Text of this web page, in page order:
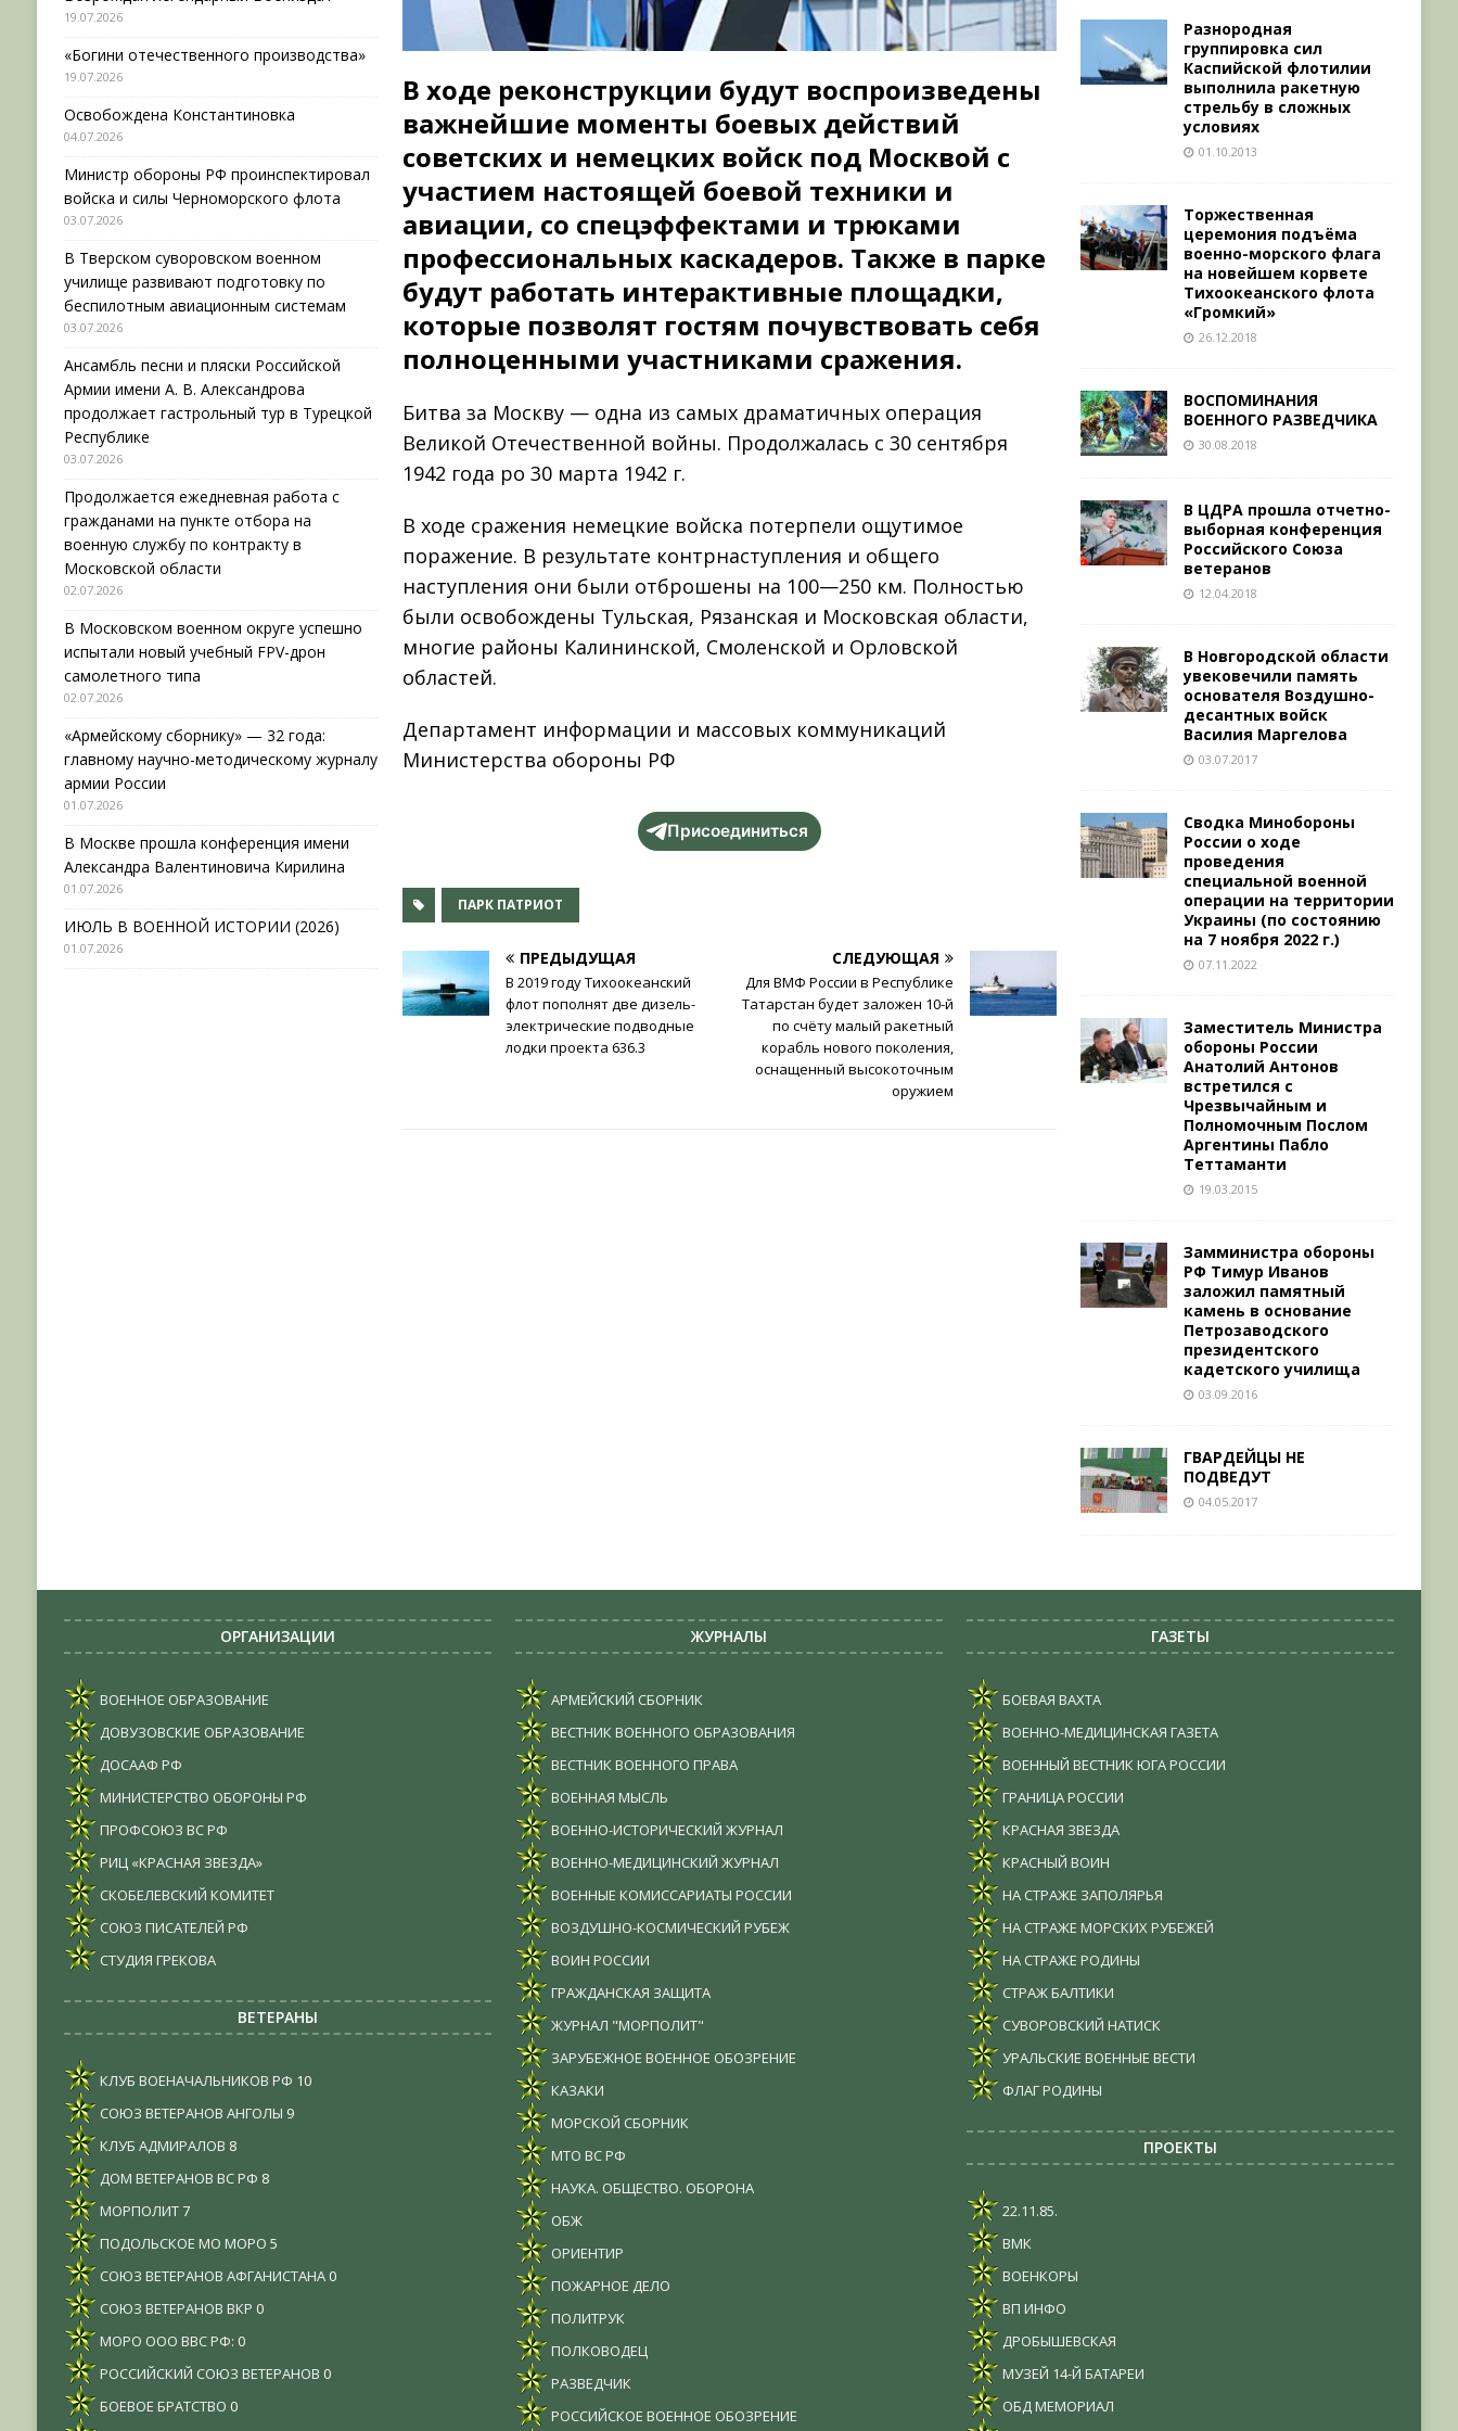
В ходе реконструкции будут воспроизведены
важнейшие моменты боевых действий
советских и немецких войск под Москвой с
участием настоящей боевой техники и
авиации, со спецэффектами и трюками
профессиональных каскадеров. Также в парке
будут работать интерактивные площадки,
которые позволят гостям почувствовать себя
полноценными участниками сражения.
Битва за Москву — одна из самых драматичных операция
Великой Отечественной войны. Продолжалась с 30 сентября
1942 года ро 30 марта 1942 г.
В ходе сражения немецкие войска потерпели ощутимое
поражение. В результате контрнаступления и общего
наступления они были отброшены на 100—250 км. Полностью
были освобождены Тульская, Рязанская и Московская области,
многие районы Калининской, Смоленской и Орловской
областей.
Департамент информации и массовых коммуникаций
Министерства обороны РФ
Присоединиться
ПАРК ПАТРИОТ
ПРЕДЫДУЩАЯ
В 2019 году Тихоокеанский
флот пополнят две дизель-
электрические подводные
лодки проекта 636.3
СЛЕДУЮЩАЯ
Для ВМФ России в Республике
Татарстан будет заложен 10-й
по счёту малый ракетный
корабль нового поколения,
оснащенный высокоточным
оружием
19.07.2026
«Богини отечественного производства»
19.07.2026
Освобождена Константиновка
04.07.2026
Министр обороны РФ проинспектировал
войска и силы Черноморского флота
03.07.2026
В Тверском суворовском военном
училище развивают подготовку по
беспилотным авиационным системам
03.07.2026
Ансамбль песни и пляски Российской
Армии имени А. В. Александрова
продолжает гастрольный тур в Турецкой
Республике
03.07.2026
Продолжается ежедневная работа с
гражданами на пункте отбора на
военную службу по контракту в
Московской области
02.07.2026
В Московском военном округе успешно
испытали новый учебный FPV-дрон
самолетного типа
02.07.2026
«Армейскому сборнику» — 32 года:
главному научно-методическому журналу
армии России
01.07.2026
В Москве прошла конференция имени
Александра Валентиновича Кирилина
01.07.2026
ИЮЛЬ В ВОЕННОЙ ИСТОРИИ (2026)
01.07.2026
Разнородная
группировка сил
Каспийской флотилии
выполнила ракетную
стрельбу в сложных
условиях
01.10.2013
Торжественная
церемония подъёма
военно-морского флага
на новейшем корвете
Тихоокеанского флота
«Громкий»
26.12.2018
ВОСПОМИНАНИЯ
ВОЕННОГО РАЗВЕДЧИКА
30.08.2018
В ЦДРА прошла отчетно-
выборная конференция
Российского Союза
ветеранов
12.04.2018
В Новгородской области
увековечили память
основателя Воздушно-
десантных войск
Василия Маргелова
03.07.2017
Сводка Минобороны
России о ходе
проведения
специальной военной
операции на территории
Украины (по состоянию
на 7 ноября 2022 г.)
07.11.2022
Заместитель Министра
обороны России
Анатолий Антонов
встретился с
Чрезвычайным и
Полномочным Послом
Аргентины Пабло
Теттаманти
19.03.2015
Замминистра обороны
РФ Тимур Иванов
заложил памятный
камень в основание
Петрозаводского
президентского
кадетского училища
03.09.2016
ГВАРДЕЙЦЫ НЕ
ПОДВЕДУТ
04.05.2017
ОРГАНИЗАЦИИ
ВОЕННОЕ ОБРАЗОВАНИЕ
ДОВУЗОВСКИЕ ОБРАЗОВАНИЕ
ДОСААФ РФ
МИНИСТЕРСТВО ОБОРОНЫ РФ
ПРОФСОЮЗ ВС РФ
РИЦ «КРАСНАЯ ЗВЕЗДА»
СКОБЕЛЕВСКИЙ КОМИТЕТ
СОЮЗ ПИСАТЕЛЕЙ РФ
СТУДИЯ ГРЕКОВА
ВЕТЕРАНЫ
КЛУБ ВОЕНАЧАЛЬНИКОВ РФ 10
СОЮЗ ВЕТЕРАНОВ АНГОЛЫ 9
КЛУБ АДМИРАЛОВ 8
ДОМ ВЕТЕРАНОВ ВС РФ 8
МОРПОЛИТ7
ПОДОЛЬСКОЕ МО МОРО 5
СОЮЗ ВЕТЕРАНОВ АФГАНИСТАНА0
СОЮЗ ВЕТЕРАНОВ ВКР 0
МОРО ООО ВВС РФ: 0
РОССИЙСКИЙ СОЮЗ ВЕТЕРАНОВ 0
БОЕВОЕ БРАТСТВО 0
ЖУРНАЛЫ
АРМЕЙСКИЙ СБОРНИК
ВЕСТНИК ВОЕННОГО ОБРАЗОВАНИЯ
ВЕСТНИК ВОЕННОГО ПРАВА
ВОЕННАЯ МЫСЛЬ
ВОЕННО-ИСТОРИЧЕСКИЙ ЖУРНАЛ
ВОЕННО-МЕДИЦИНСКИЙ ЖУРНАЛ
ВОЕННЫЕ КОМИССАРИАТЫ РОССИИ
ВОЗДУШНО-КОСМИЧЕСКИЙ РУБЕЖ
ВОИН РОССИИ
ГРАЖДАНСКАЯ ЗАЩИТА
ЖУРНАЛ "МОРПОЛИТ"
ЗАРУБЕЖНОЕ ВОЕННОЕ ОБОЗРЕНИЕ
КАЗАКИ
МОРСКОЙ СБОРНИК
МТО ВС РФ
НАУКА. ОБЩЕСТВО. ОБОРОНА
ОБЖ
ОРИЕНТИР
ПОЖАРНОЕ ДЕЛО
ПОЛИТРУК
ПОЛКОВОДЕЦ
РАЗВЕДЧИК
РОССИЙСКОЕ ВОЕННОЕ ОБОЗРЕНИЕ
ГАЗЕТЫ
БОЕВАЯ ВАХТА
ВОЕННО-МЕДИЦИНСКАЯ ГАЗЕТА
ВОЕННЫЙ ВЕСТНИК ЮГА РОССИИ
ГРАНИЦА РОССИИ
КРАСНАЯ ЗВЕЗДА
КРАСНЫЙ ВОИН
НА СТРАЖЕ ЗАПОЛЯРЬЯ
НА СТРАЖЕ МОРСКИХ РУБЕЖЕЙ
НА СТРАЖЕ РОДИНЫ
СТРАЖ БАЛТИКИ
СУВОРОВСКИЙ НАТИСК
УРАЛЬСКИЕ ВОЕННЫЕ ВЕСТИ
ФЛАГ РОДИНЫ
ПРОЕКТЫ
22.11.85.
ВМК
ВОЕНКОРЫ
ВП ИНФО
ДРОБЫШЕВСКАЯ
МУЗЕЙ 14-Й БАТАРЕИ
ОБД МЕМОРИАЛ